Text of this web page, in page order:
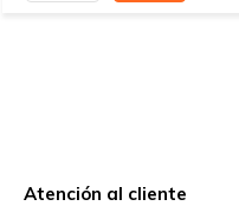
Atención al cliente